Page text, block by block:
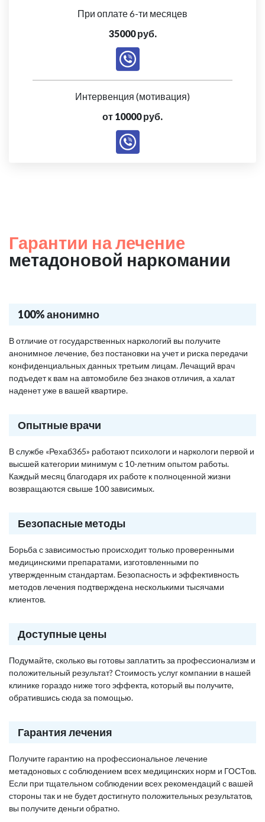
При оплате 6-ти месяцев
35000 руб.
Интервенция (мотивация)
от 10000 руб.
Гарантии на лечение
метадоновой наркомании
100% анонимно
В отличие от государственных наркологий вы получите
анонимное лечение, без постановки на учет и риска передачи
конфиденциальных данных третьим лицам. Лечащий врач
подъедет к вам на автомобиле без знаков отличия, а халат
наденет уже в вашей квартире.
Опытные врачи
В службе «Рехаб365» работают психологи и наркологи первой и
высшей категории минимум с 10-летним опытом работы.
Каждый месяц благодаря их работе к полноценной жизни
возвращаются свыше 100 зависимых.
Безопасные методы
Борьба с зависимостью происходит только проверенными
медицинскими препаратами, изготовленными по
утвержденным стандартам. Безопасность и эффективность
методов лечения подтверждена несколькими тысячами
клиентов.
Доступные цены
Подумайте, сколько вы готовы заплатить за профессионализм и
положительный результат? Стоимость услуг компании в нашей
клинике гораздо ниже того эффекта, который вы получите,
обратившись сюда за помощью.
Гарантия лечения
Получите гарантию на профессиональное лечение
метадоновых с соблюдением всех медицинских норм и ГОСТов.
Если при тщательном соблюдении всех рекомендаций с вашей
стороны так и не будет достигнуто положительных результатов,
вы получите деньги обратно.